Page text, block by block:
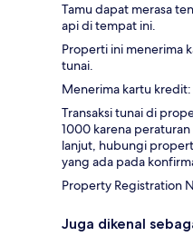
Tamu dapat merasa
api di tempat ini.
Properti ini menerima
tunai.
Menerima kartu
Transaksi tunai di
1000 karena
lanjut, hubungi
yang ada pada
Property Registration
Juga dikenal